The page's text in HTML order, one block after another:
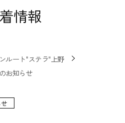
情報
ルート"ステラ"上野
お知らせ